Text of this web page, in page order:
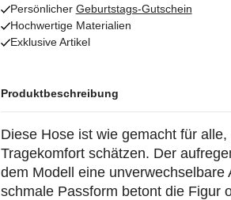
Persönlicher Geburtstags-Gutschein
Hochwertige Materialien
Exklusive Artikel
Produktbeschreibung
Diese Hose ist wie gemacht für
Tragekomfort schätzen. Der
dem Modell eine
schmale Passform betont die Figur